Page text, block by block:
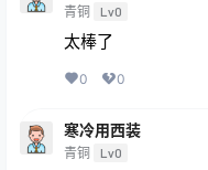
青铜 Lv0
太棒了
0 0
寒冷用西装
青铜 Lv0